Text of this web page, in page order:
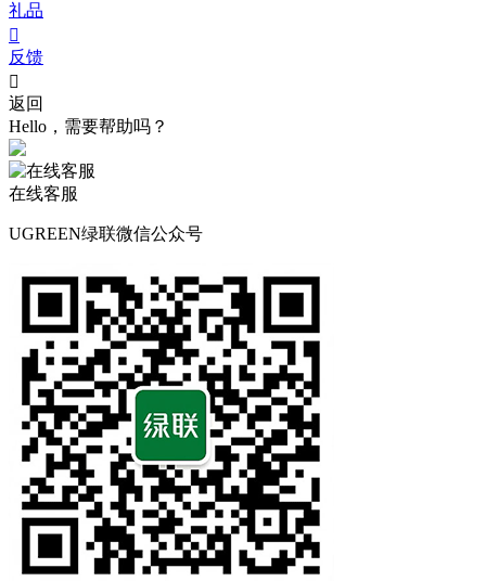
礼品

反馈

返回
Hello，需要帮助吗？
在线客服
UGREEN绿联微信公众号